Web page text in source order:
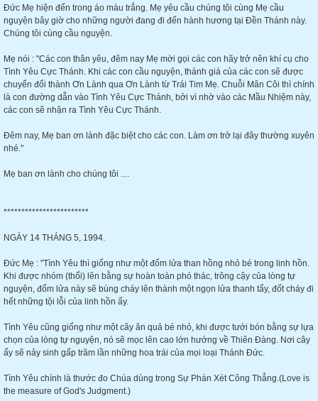
Đức Mẹ hiện đến trong áo màu trắng. Mẹ yêu cầu chúng tôi cùng Mẹ cầu
nguyện bây giờ cho những người đang đi đến hành hương tại Đền Thánh này.
Chúng tôi cùng cầu nguyện.
Mẹ nói : "Các con thân yêu, đêm nay Mẹ mời gọi các con hãy trở nên khí cụ cho
Tình Yêu Cực Thánh. Khi các con cầu nguyện, thánh giá của các con sẽ được
chuyển đổi thành Ơn Lành qua Ơn Lành từ Trái Tim Mẹ. Chuỗi Mân Côi thì chính
là con đường dẫn vào Tình Yêu Cực Thánh, bởi vì nhờ vào các Mầu Nhiệm này,
các con sẽ nhận ra Tình Yêu Cực Thánh.
Đêm nay, Mẹ ban ơn lành đặc biệt cho các con. Làm ơn trở lại đây thường xuyên
nhé."
Mẹ ban ơn lành cho chúng tôi ....
************************
NGÀY 14 THÁNG 5, 1994.
Đức Mẹ : "Tình Yêu thì giống như một đốm lửa than hồng nhỏ bé trong linh hồn.
Khi được nhóm (thổi) lên bằng sự hoàn toàn phó thác, trông cậy của lòng tự
nguyện, đốm lửa này sẽ bùng cháy lên thành một ngọn lửa thanh tẩy, đốt cháy đi
hết những tội lỗi của linh hồn ấy.
Tình Yêu cũng giống như một cây ăn quả bé nhỏ, khi được tưới bón bằng sự lựa
chọn của lòng tự nguyện, nó sẽ mọc lên cao lớn hướng về Thiên Đàng. Nơi cây
ấy sẽ nảy sinh gấp trăm lần những hoa trái của mọi loại Thánh Đức.
Tình Yêu chính là thước đo Chúa dùng trong Sự Phán Xét Công Thẳng.(Love is
the measure of God's Judgment.)